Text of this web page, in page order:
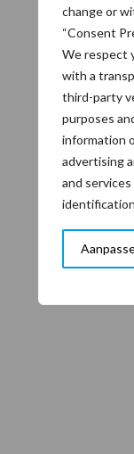
change or
“Consent
We respect
with a
third-party
purposes
information
advertising
and